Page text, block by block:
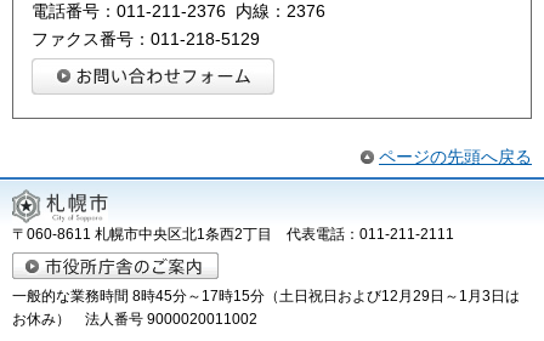
電話番号：011-211-2376 内線：2376
ファクス番号：011-218-5129
ページの先頭へ戻る
〒060-8611 札幌市中央区北1条西2丁目 代表電話：011-211-2111
一般的な業務時間 8時45分～17時15分（土日祝日および12月29日～1月3日は
お休み） 法人番号 9000020011002